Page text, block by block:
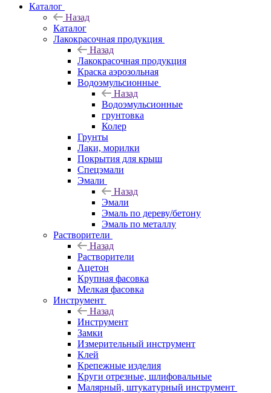
Каталог
Назад
Каталог
Лакокрасочная продукция
Назад
Лакокрасочная продукция
Краска аэрозольная
Водоэмульсионные
Назад
Водоэмульсионные
грунтовка
Колер
Грунты
Лаки, морилки
Покрытия для крыш
Спецэмали
Эмали
Назад
Эмали
Эмаль по дереву/бетону
Эмаль по металлу
Растворители
Назад
Растворители
Ацетон
Крупная фасовка
Мелкая фасовка
Инструмент
Назад
Инструмент
Замки
Измерительный инструмент
Клей
Крепежные изделия
Круги отрезные, шлифовальные
Малярный, штукатурный инструмент